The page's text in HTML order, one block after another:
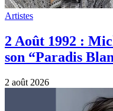
Artistes
2 Août 1992 :
son “Paradis
2 août 2026